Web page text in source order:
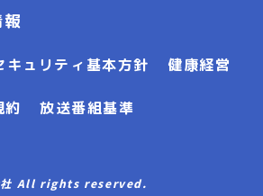
キュリティ基本方針 健康経営
約 放送番組基準
社 All rights reserved.